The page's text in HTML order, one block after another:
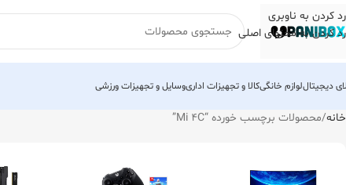
رد کردن به ناوبری
رد کردن به محتوای اصلی
دیجیتاللوازم خانگیکالا و تجهیزات اداریوسایل و تجهیزات ورزشی
خانه محصولات برچسب خورده “Mi 4C”